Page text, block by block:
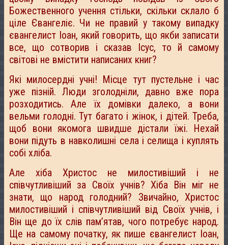
Божественного учення стільки, скільки склало б
ціле Євангеліє. Чи не правий у такому випадку
євангелист Іоан, який говорить, що якби записати
все, що сотворив і сказав Ісус, то й самому
світові не вмістити написаних книг?
Які милосердні учні! Місце тут пустельне і час
уже пізній. Люди зголодніли, давно вже пора
розходитись. Але їх домівки далеко, а вони
вельми голодні. Тут багато і жінок, і дітей. Треба,
щоб вони якомога швидше дістали їжі. Нехай
вони підуть в навколишні села і селища і куплять
собі хліба.
Але хіба Христос не милостивіший і не
співчутливіший за Своїх учнів? Хіба Він міг не
знати, що народ голодний? Звичайно, Христос
милостивіший і співчутливіший від Своїх учнів, і
Він ще до їх слів пам’ятав, чого потребує народ.
Ще на самому початку, як пише євангелист Іоан,